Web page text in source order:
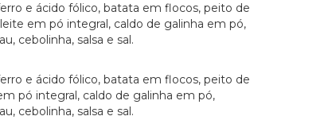
e ácido fólico, batata em flocos, peito de
em pó integral, caldo de galinha em pó,
cebolinha, salsa e sal.
e ácido fólico, batata em flocos, peito de
pó integral, caldo de galinha em pó,
cebolinha, salsa e sal.